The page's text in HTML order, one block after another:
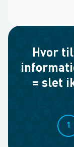
Hvor
= slet
1